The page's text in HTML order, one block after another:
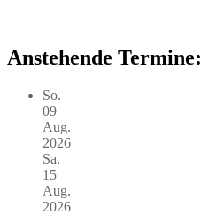
Anstehende Termine:
So.
09
Aug.
2026
Sa.
15
Aug.
2026